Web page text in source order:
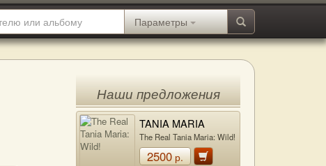
вложения в него в 2000 раз! А несколько поколений
слушателей на протяжении десятилетий наслаждаются
хитами легендарных рокеров.
Параметры
Наши предложения
TANIA MARIA
The Real Tania Maria: Wild!
2500р.